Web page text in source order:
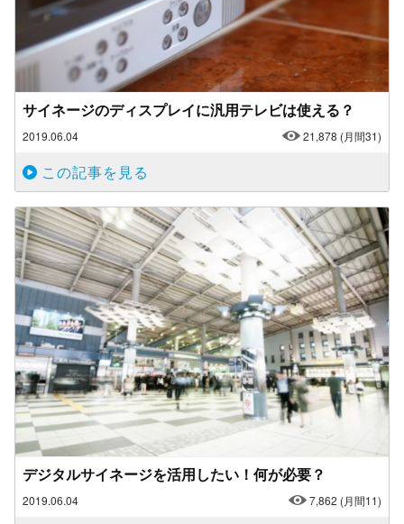
サイネージのディスプレイに汎用テレビは使える？
2019.06.04 21,878 (月間31)
この記事を見る
デジタルサイネージを活用したい！何が必要？
2019.06.04 7,862 (月間11)